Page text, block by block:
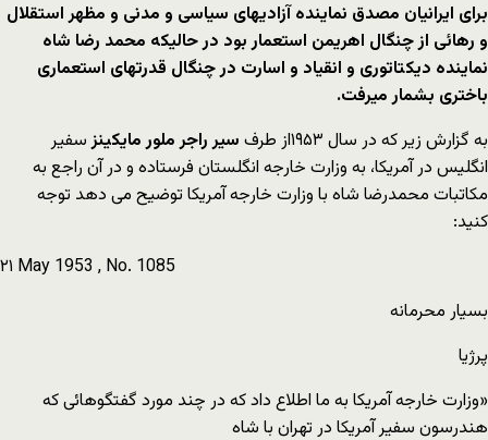
برای ایرانیان مصدق نماینده آزادیهای سیاسی و مدنی و مظهر استقلال
و رهائی از چنگال اهریمن استعمار بود در حالیکه محمد رضا شاه
نماینده دیکتاتوری و انقیاد و اسارت در چنگال قدرتهای استعماری
باختری بشمار میرفت.
به گزارش زیر که در سال ۱۹۵۳از طرف
سیر راجر ملور مایکینزسفیر
انگلیس در آمریکا، به وزارت خارجه انگلستان فرستاده و در آن راجع به
مکاتبات محمدرضا شاه با وزارت خارجه آمریکا توضیح می دهد توجه
کنید:
۲۱ May 1953 , No. 1085
بسیار محرمانه
پرژیا
«وزارت خارجه آمریکا به ما اطلاع داد که در چند مورد گفتگوهائی که
هندرسون سفیر آمریکا در تهران با شاه